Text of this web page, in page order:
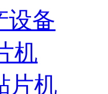
设备
机
片机